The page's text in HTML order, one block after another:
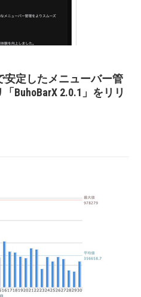
安定したメニューバー管
BuhoBarX 2.0.1」をリリ